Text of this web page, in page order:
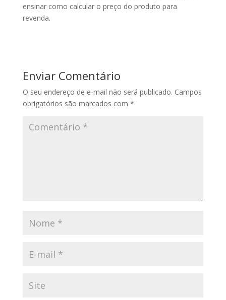
ensinar como calcular o preço do produto para
revenda.
Enviar Comentário
O seu endereço de e-mail não será publicado. Campos
obrigatórios são marcados com *